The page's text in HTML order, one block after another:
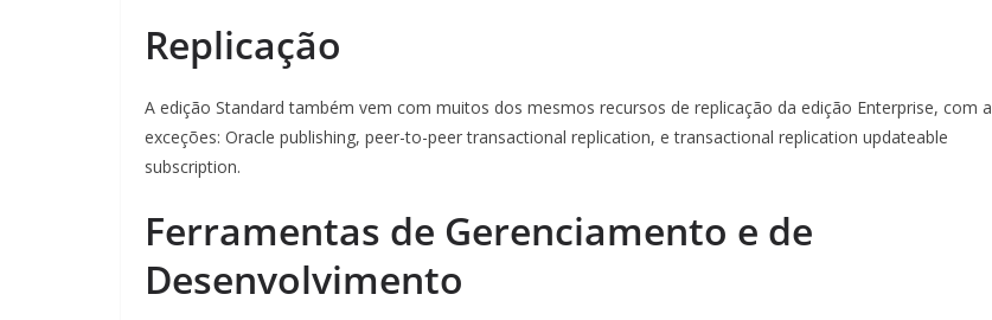
Replicação
A edição Standard também vem com muitos dos mesmos recursos de replicação da edição Enterprise, com
exceções: Oracle publishing, peer-to-peer transactional replication, e transactional replication updateable
subscription.
Ferramentas de Gerenciamento e de
Desenvolvimento